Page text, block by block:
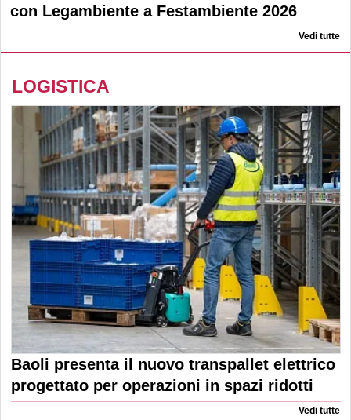
con Legambiente a Festambiente 2026
Vedi tutte
LOGISTICA
Baoli presenta il nuovo transpallet elettrico
progettato per operazioni in spazi ridotti
Vedi tutte